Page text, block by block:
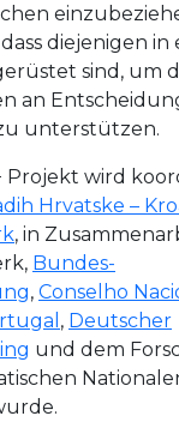
diejenigen in
sind, um
an
unterstützen.
Projekt wird
Hrvatske –
, in
Bundes-
, Conselho
, Deutscher
und dem